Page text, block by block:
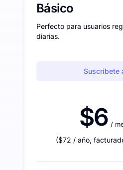
Básico
Perfecto para usuarios
diarias.
Suscríbete
$6 /
($72 / año,